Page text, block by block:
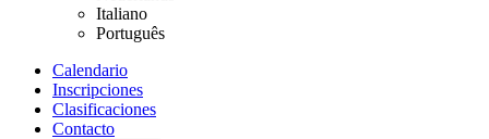
Italiano
Português
Calendario
Inscripciones
Clasificaciones
Contacto